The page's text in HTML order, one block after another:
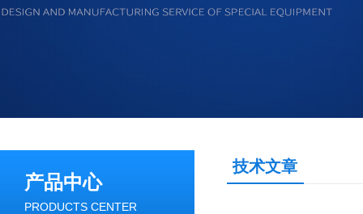
产品中心
PRODUCTS CENTER
技术文章